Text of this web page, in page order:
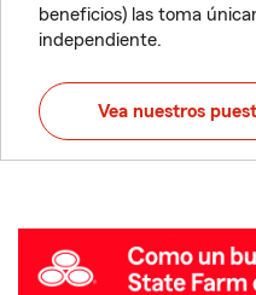
beneficios) las toma
independiente.
Vea nuestros